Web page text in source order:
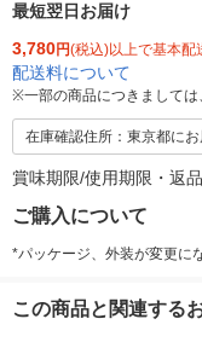
最短翌日お届け
3,780円(税込)以上で基本配
配送料について
※一部の商品につきましては
在庫確認住所：東京都にお
賞味期限/使用期限・返
ご購入について
*パッケージ、外装が変更に
この商品と関連する